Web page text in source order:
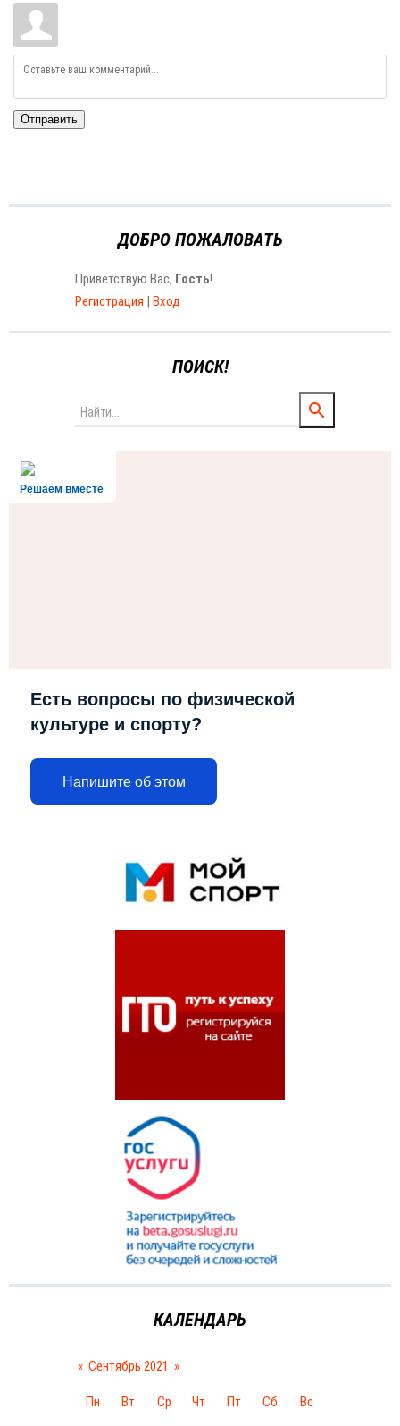
Отправить
ДОБРО ПОЖАЛОВАТЬ
Приветствую Вас, Гость!
Регистрация | Вход
ПОИСК!
Решаем вместе
Есть вопросы по физической
культуре и спорту?
Напишите об этом
КАЛЕНДАРЬ
« Сентябрь 2021 »
Пн Вт Ср Чт Пт Сб Вс